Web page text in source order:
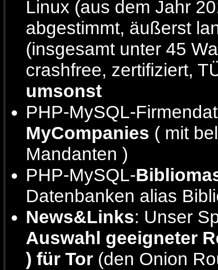
Linux (aus dem Jahr
abgestimmt, äußerst
(insgesamt unter 45
crashfree, zertifiziert,
umsonst
PHP-MySQL-
MyCompanies ( mit
Mandanten )
PHP-MySQL-
Datenbanken alias
News&Links: Unser
Auswahl geeigneter
) für Tor (den Onion